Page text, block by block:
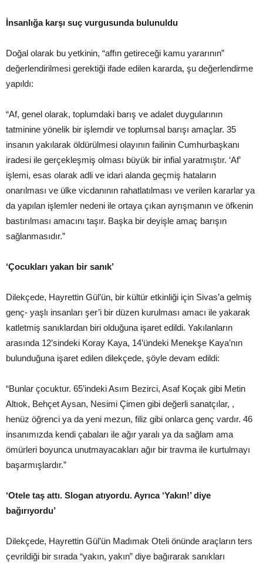
İnsanlığa karşı suç vurgusunda bulunuldu
Doğal olarak bu yetkinin, “affın getireceği kamu yararının”
değerlendirilmesi gerektiği ifade edilen kararda, şu değerlendirme
yapıldı:
“Af, genel olarak, toplumdaki barış ve adalet duygularının
tatminine yönelik bir işlemdir ve toplumsal barışı amaçlar. 35
insanın yakılarak öldürülmesi olayının failinin Cumhurbaşkanı
iradesi ile gerçekleşmiş olması büyük bir infial yaratmıştır. ‘Af’
işlemi, esas olarak adli ve idari alanda geçmiş hataların
onarılması ve ülke vicdanının rahatlatılması ve verilen kararlar ya
da yapılan işlemler nedeni ile ortaya çıkan ayrışmanın ve öfkenin
bastırılması amacını taşır. Başka bir deyişle amaç barışın
sağlanmasıdır.”
‘Çocukları yakan bir sanık’
Dilekçede, Hayrettin Gül’ün, bir kültür etkinliği için Sivas’a gelmiş
genç- yaşlı insanları şer’i bir düzen kurulması amacı ile yakarak
katletmiş sanıklardan biri olduğuna işaret edildi. Yakılanların
arasında 12’sindeki Koray Kaya, 14’ündeki Menekşe Kaya’nın
bulunduğuna işaret edilen dilekçede, şöyle devam edildi:
“Bunlar çocuktur. 65’indeki Asım Bezirci, Asaf Koçak gibi Metin
Altıok, Behçet Aysan, Nesimi Çimen gibi değerli sanatçılar, ,
henüz öğrenci ya da yeni mezun, filiz gibi onlarca genç vardır. 46
insanımızda kendi çabaları ile ağır yaralı ya da sağlam ama
ömürleri boyunca unutmayacakları ağır bir travma ile kurtulmayı
başarmışlardır.”
‘Otele taş attı. Slogan atıyordu. Ayrıca ‘Yakın!’ diye
bağırıyordu’
Dilekçede, Hayrettin Gül’ün Madımak Oteli önünde araçların ters
çevrildiği bir sırada “yakın, yakın” diye bağırarak sanıkları